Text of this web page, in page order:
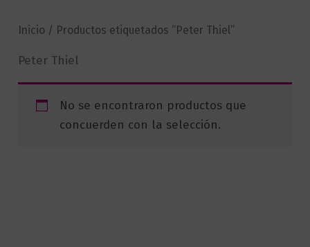
Inicio / Productos etiquetados “Peter Thiel”
Peter Thiel
No se encontraron productos que
concuerden con la selección.